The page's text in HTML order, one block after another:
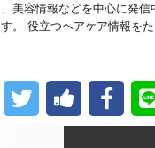
美容情報などを中心に発信
。 役立つヘアケア情報を